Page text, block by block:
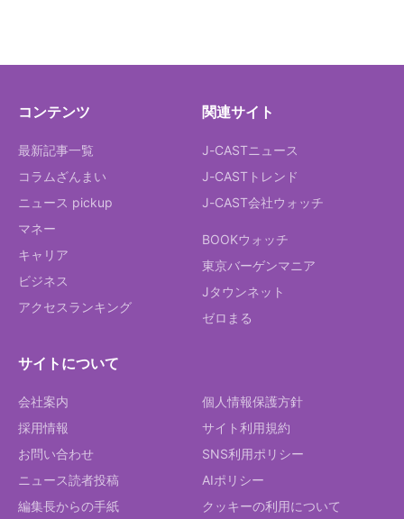
コンテンツ
最新記事一覧
コラムざんまい
ニュース pickup
マネー
キャリア
ビジネス
アクセスランキング
関連サイト
J-CASTニュース
J-CASTトレンド
J-CAST会社ウォッチ
BOOKウォッチ
東京バーゲンマニア
Jタウンネット
ゼロまる
サイトについて
会社案内
採用情報
お問い合わせ
ニュース読者投稿
編集長からの手紙
個人情報保護方針
サイト利用規約
SNS利用ポリシー
AIポリシー
クッキーの利用について